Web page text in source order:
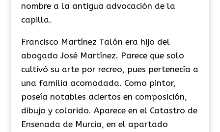
nombre a la antigua advocación de la
capilla.
​Francisco Martínez Talón era hijo del
abogado José Martínez. Parece que solo
cultivó su arte por recreo, pues pertenecía a
una familia acomodada. Como pintor,
poseía notables aciertos en composición,
dibujo y colorido. Aparece en el Catastro de
Ensenada de Murcia, en el apartado